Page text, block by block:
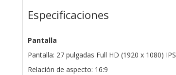
Especificaciones
Pantalla
Pantalla: 27 pulgadas Full HD (1920 x 1080) IPS
Relación de aspecto: 16:9